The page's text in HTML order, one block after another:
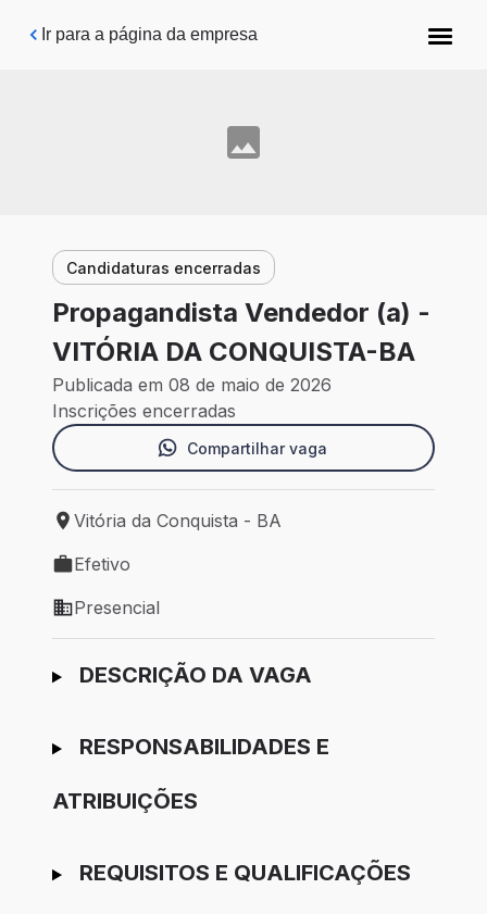
Pular para o conteúdo principal
Ir para a página da empresa
Candidaturas encerradas
Propagandista Vendedor (a) -
VITÓRIA DA CONQUISTA-BA
Publicada em 08 de maio de 2026
Inscrições encerradas
Compartilhar vaga
Local de trabalho: Vitória da Conquista - BA
Vitória da Conquista - BA
Tipo de vaga: Efetivo
Efetivo
Modelo de trabalho: Presencial
Presencial
Ir para candidatura
DESCRIÇÃO DA VAGA
RESPONSABILIDADES E
ATRIBUIÇÕES
REQUISITOS E QUALIFICAÇÕES